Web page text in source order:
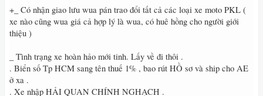
+_ Có nhận giao lưu wua pán trao đổi tất cả các loại xe moto PKL (
xe nào cũng wua giá cả hợp lý là wua, có huê hồng cho người giới
thiệu )
_ Tình trạng xe hoàn hảo mới tinh. Lấy về đi thôi .
. Biển số Tp HCM sang tên thuế 1% , bao rút HỒ sơ và ship cho AE
ở xa .
. Xe nhập HẢI QUAN CHÍNH NGHẠCH .